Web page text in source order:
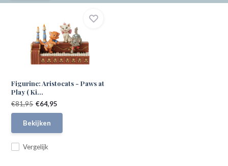
Figurine: Aristocats - Paws at
Play ( Ki...
Vergelijk
€81,95 €64,95
Bekijken